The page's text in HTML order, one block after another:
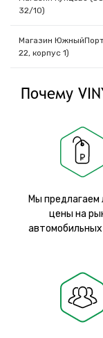
32/10)
Магазин
22, корпус 1)
Почему
Мы предлагаем
цены на